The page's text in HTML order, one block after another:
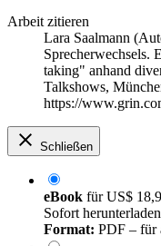
Arbeit zitieren
Lara Saalmann
Sprecherwechsels.
taking" anhand
Talkshows,
https://
Schließen
eBook fürUS$
Sofort
Format: PDF – für